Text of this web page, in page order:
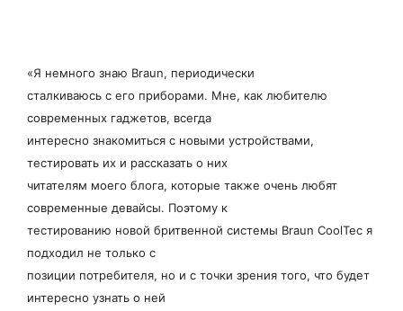
«Я немного знаю Braun, периодически
сталкиваюсь с его приборами. Мне, как любителю
современных гаджетов, всегда
интересно знакомиться с новыми устройствами,
тестировать их и рассказать о них
читателям моего блога, которые также очень любят
современные девайсы. Поэтому к
тестированию новой бритвенной системы Braun CoolTec я
подходил не только с
позиции потребителя, но и с точки зрения того, что будет
интересно узнать о ней